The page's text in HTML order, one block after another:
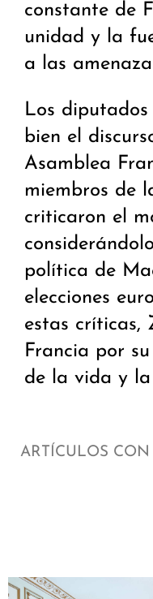
constante de
unidad y la
a las
Los
bien el
Asamblea
miembros de
criticaron el
política de
elecciones
estas críticas,
Francia por
de la vida y
ARTÍCULOS